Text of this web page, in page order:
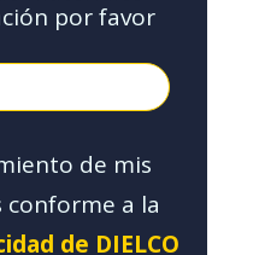
por favor
de mis
a la
de DIELCO